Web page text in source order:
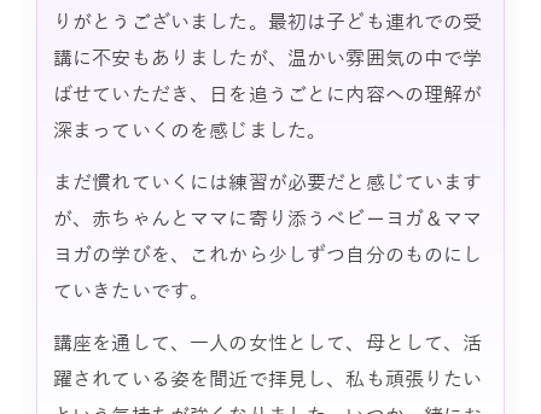
りがとうございました。最初は子ども連れでの受
講に不安もありましたが、温かい雰囲気の中で学
ばせていただき、日を追うごとに内容への理解が
深まっていくのを感じました。
まだ慣れていくには練習が必要だと感じています
が、赤ちゃんとママに寄り添うベビーヨガ＆ママ
ヨガの学びを、これから少しずつ自分のものにし
ていきたいです。
講座を通して、一人の女性として、母として、活
躍されている姿を間近で拝見し、私も頑張りたい